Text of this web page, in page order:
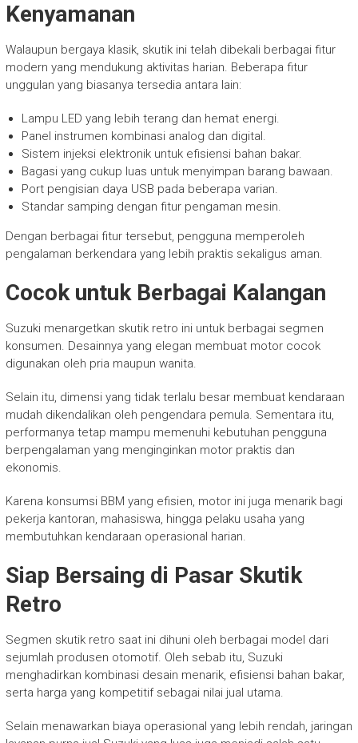
Kenyamanan
Walaupun bergaya klasik, skutik ini telah dibekali berbagai fitur
modern yang mendukung aktivitas harian. Beberapa fitur
unggulan yang biasanya tersedia antara lain:
Lampu LED yang lebih terang dan hemat energi.
Panel instrumen kombinasi analog dan digital.
Sistem injeksi elektronik untuk efisiensi bahan bakar.
Bagasi yang cukup luas untuk menyimpan barang bawaan.
Port pengisian daya USB pada beberapa varian.
Standar samping dengan fitur pengaman mesin.
Dengan berbagai fitur tersebut, pengguna memperoleh
pengalaman berkendara yang lebih praktis sekaligus aman.
Cocok untuk Berbagai Kalangan
Suzuki menargetkan skutik retro ini untuk berbagai segmen
konsumen. Desainnya yang elegan membuat motor cocok
digunakan oleh pria maupun wanita.
Selain itu, dimensi yang tidak terlalu besar membuat kendaraan
mudah dikendalikan oleh pengendara pemula. Sementara itu,
performanya tetap mampu memenuhi kebutuhan pengguna
berpengalaman yang menginginkan motor praktis dan
ekonomis.
Karena konsumsi BBM yang efisien, motor ini juga menarik bagi
pekerja kantoran, mahasiswa, hingga pelaku usaha yang
membutuhkan kendaraan operasional harian.
Siap Bersaing di Pasar Skutik
Retro
Segmen skutik retro saat ini dihuni oleh berbagai model dari
sejumlah produsen otomotif. Oleh sebab itu, Suzuki
menghadirkan kombinasi desain menarik, efisiensi bahan bakar,
serta harga yang kompetitif sebagai nilai jual utama.
Selain menawarkan biaya operasional yang lebih rendah, jaringan